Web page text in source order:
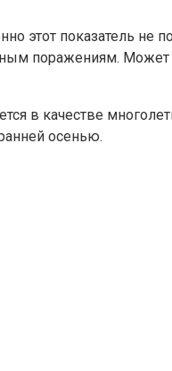
этот показатель не
поражениям.
в качестве
осенью.